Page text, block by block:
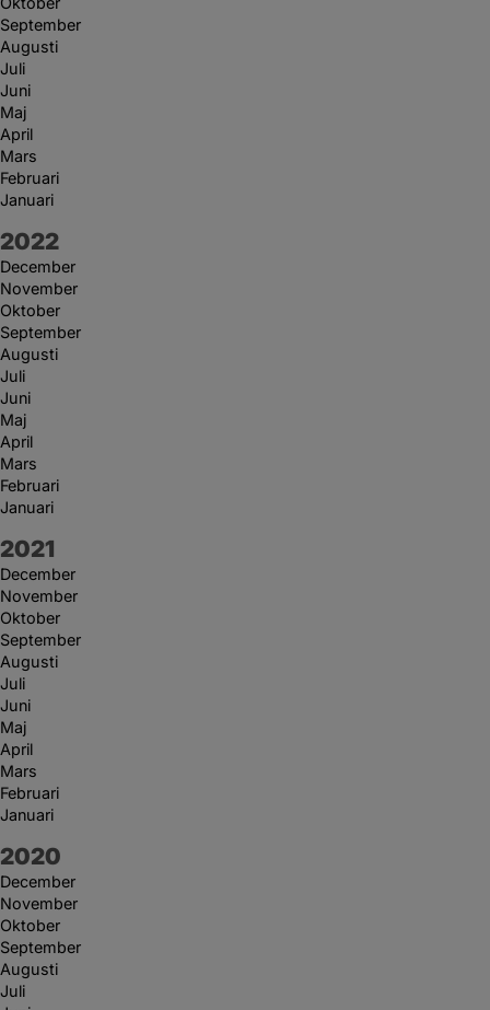
September
Augusti
Juli
Juni
Maj
April
Mars
Februari
Januari
År:
2022
December
November
Oktober
September
Augusti
Juli
Juni
Maj
April
Mars
Februari
Januari
År:
2021
December
November
Oktober
September
Augusti
Juli
Juni
Maj
April
Mars
Februari
Januari
År:
2020
December
November
Oktober
September
Augusti
Juli